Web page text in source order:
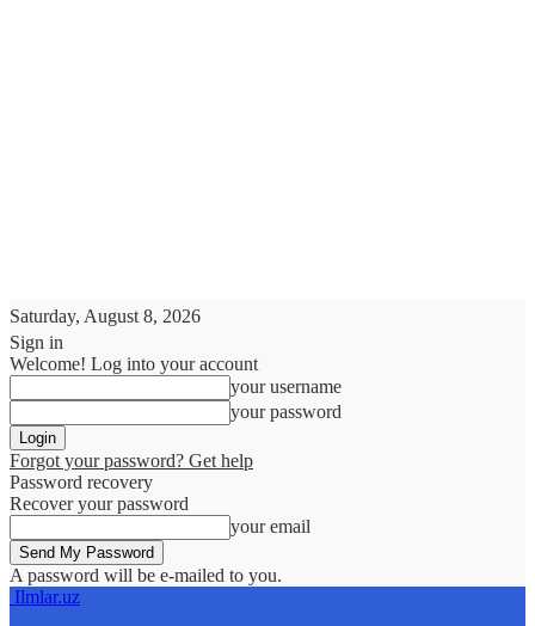
Saturday, August 8, 2026
Sign in
Welcome! Log into your account
your username
your password
Forgot your password? Get help
Password recovery
Recover your password
your email
A password will be e-mailed to you.
Ilmlar.uz